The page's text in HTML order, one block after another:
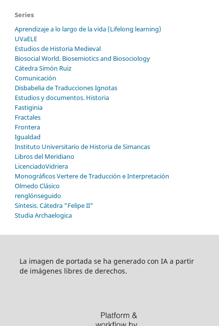
Series
Aprendizaje a lo largo de la vida (Lifelong learning)
UVaELE
Estudios de Historia Medieval
Biosocial World. Biosemiotics and Biosociology
Cátedra Simón Ruiz
Comunicación
Disbabelia de Traducciones Ignotas
Estudios y documentos. Historia
Fastiginia
Fractales
Frontera
Igualdad
Instituto Universitario de Historia de Simancas
Libros del Meridiano
LicenciadoVidriera
Monográficos Vertere de Traducción e Interpretación
Olmedo Clásico
renglónseguido
Síntesis. Cátedra "Felipe II"
Studia Archaelogica
La imagen de portada se ha generado con IA a partir
de imágenes libres de derechos.